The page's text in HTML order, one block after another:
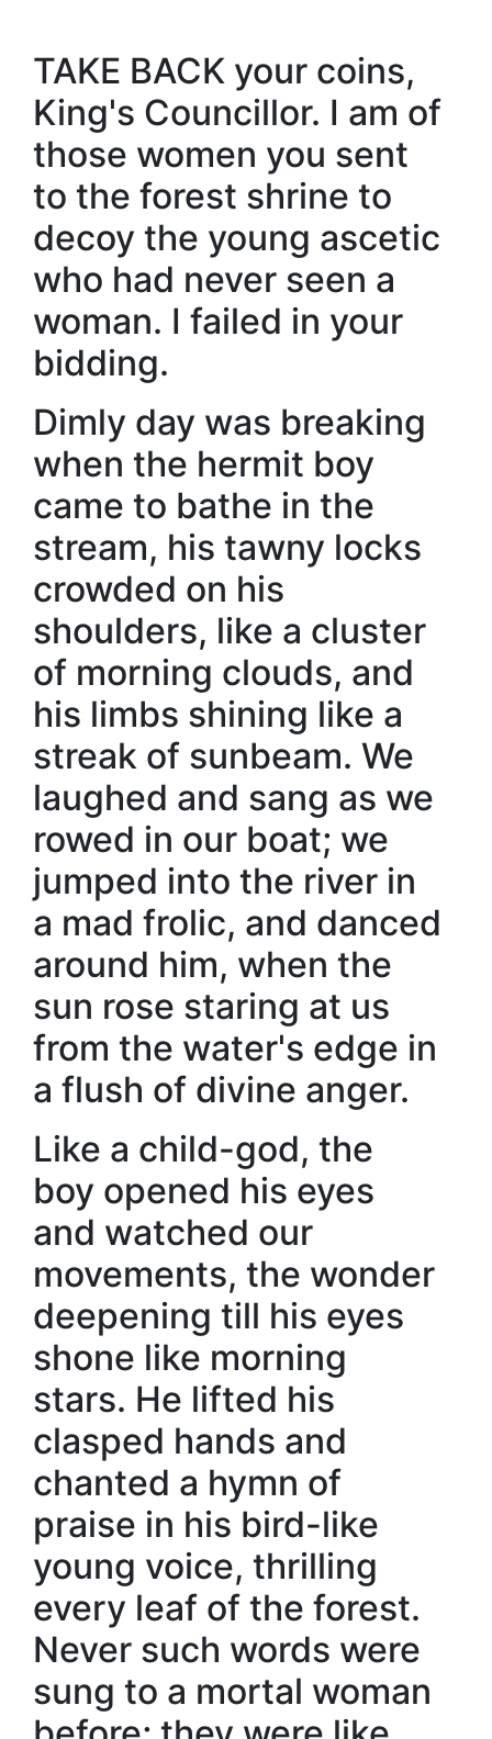
TAKE BACK your coins,
King's Councillor. I am of
those women you sent
to the forest shrine to
decoy the young ascetic
who had never seen a
woman. I failed in your
bidding.
Dimly day was breaking
when the hermit boy
came to bathe in the
stream, his tawny locks
crowded on his
shoulders, like a cluster
of morning clouds, and
his limbs shining like a
streak of sunbeam. We
laughed and sang as we
rowed in our boat; we
jumped into the river in
a mad frolic, and danced
around him, when the
sun rose staring at us
from the water's edge in
a flush of divine anger.
Like a child-god, the
boy opened his eyes
and watched our
movements, the wonder
deepening till his eyes
shone like morning
stars. He lifted his
clasped hands and
chanted a hymn of
praise in his bird-like
young voice, thrilling
every leaf of the forest.
Never such words were
sung to a mortal woman